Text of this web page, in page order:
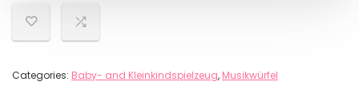
Categories: Baby- and Kleinkindspielzeug, Musikwürfel